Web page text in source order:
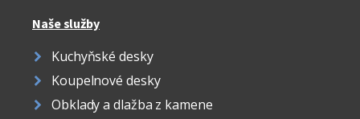
Naše služby
Kuchyňské desky
Koupelnové desky
Obklady a dlažba z kamene